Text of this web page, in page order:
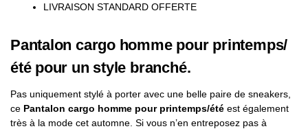
LIVRAISON STANDARD OFFERTE
Pantalon cargo homme pour printemps/
été pour un style branché.
Pas uniquement stylé à porter avec une belle paire de sneakers,
ce Pantalon cargo homme pour printemps/été est également
très à la mode cet automne. Si vous n’en entreposez pas à